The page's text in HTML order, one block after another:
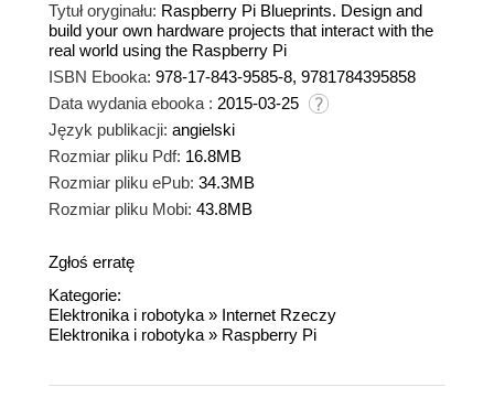
Tytuł oryginału: Raspberry Pi Blueprints. Design and
build your own hardware projects that interact with the
real world using the Raspberry Pi
ISBN Ebooka: 978-17-843-9585-8, 9781784395858
Data wydania ebooka : 2015-03-25
Język publikacji: angielski
Rozmiar pliku Pdf: 16.8MB
Rozmiar pliku ePub: 34.3MB
Rozmiar pliku Mobi: 43.8MB
Zgłoś erratę
Kategorie:
Elektronika i robotyka » Internet Rzeczy
Elektronika i robotyka » Raspberry Pi